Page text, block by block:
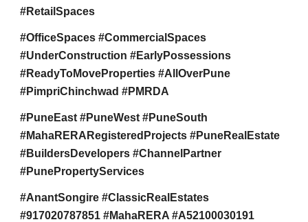
#RetailSpaces
#OfficeSpaces #CommercialSpaces
#UnderConstruction #EarlyPossessions
#ReadyToMoveProperties #AllOverPune
#PimpriChinchwad #PMRDA
#PuneEast #PuneWest #PuneSouth
#MahaRERARegisteredProjects #PuneRealEstate
#BuildersDevelopers #ChannelPartner
#PunePropertyServices
#AnantSongire #ClassicRealEstates
#917020787851 #MahaRERA #A52100030191